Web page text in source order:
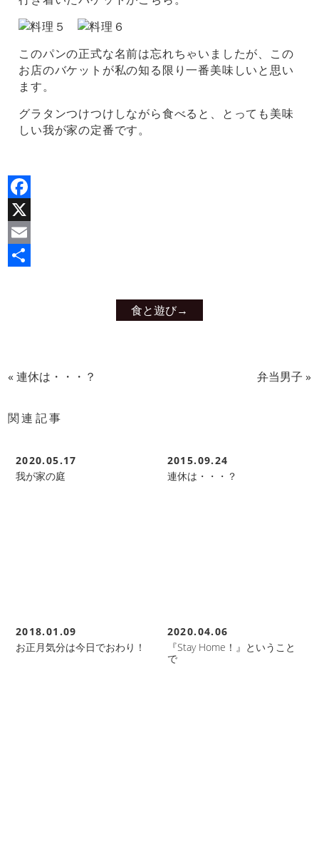
このパンの正式な名前は忘れちゃいましたが、この
お店のバケットが私の知る限り一番美味しいと思い
ます。
グラタンつけつけしながら食べると、とっても美味
しい我が家の定番です。
Facebook
X
Email
食と遊び→
«連休は・・・？ 弁当男子 »
関連記事
2020.05.17
我が家の庭
2015.09.24
連休は・・・？
2018.01.09
お正月気分は今日でおわり！
2020.04.06
『Stay Home！』ということ
で